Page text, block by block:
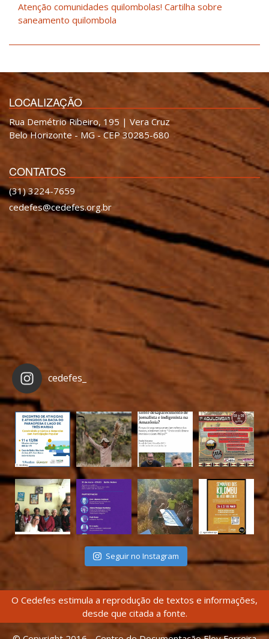
Atenção comunidades quilombolas! Cartilha sobre
saneamento quilombola
LOCALIZAÇÃO
Rua Demétrio Ribeiro, 195 | Vera Cruz
Belo Horizonte - MG - CEP 30285-680
CONTATOS
(31) 3224-7659
cedefes@cedefes.org.br
cedefes_
Seguir no Instagram
O Cedefes estimula a reprodução de textos e informações,
desde que citada a fonte.